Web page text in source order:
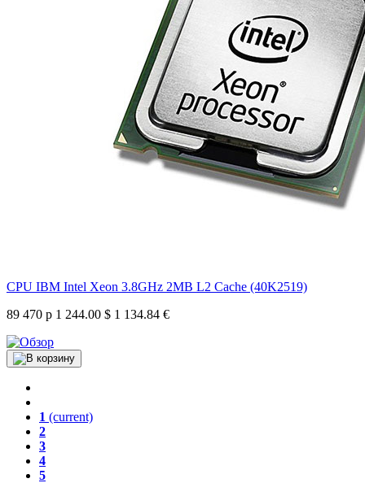
CPU IBM Intel Xeon 3.8GHz 2MB L2 Cache (40K2519)
89 470 р 1 244.00 $ 1 134.84 €
1 (current)
2
3
4
5